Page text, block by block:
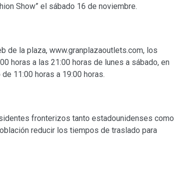
Show” el sábado 16 de noviembre.
de la plaza, www.granplazaoutlets.com, los
horas a las 21:00 horas de lunes a sábado, en
11:00 horas a 19:00 horas.
fronterizos tanto estadounidenses como
reducir los tiempos de traslado para